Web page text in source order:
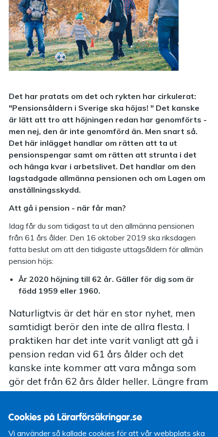
Cookies på Lärarförsäkringar.se
Vi använder så kallade cookies för att vår webbplats ska
Det har pratats om det och rykten har cirkulerat:
"Pensionsåldern i Sverige ska höjas! " Det kanske
är lätt att tro att höjningen redan har genomförts -
men nej, den är inte genomförd än. Men snart så.
Det här inlägget handlar om rätten att ta ut
pensionspengar samt om rätten att strunta i det
och hänga kvar i arbetslivet. Det handlar om den
lagstadgade allmänna pensionen och om Lagen om
anställningsskydd.
Att gå i pension - när får man?
Idag får du som tidigast ta ut den allmänna pensionen
från 61 års ålder. Den 16 oktober 2019 ska riksdagen
fatta beslut om att den tidigaste uttagsåldern för allmän
pension höjs:
År 2020 höjning till 62 år. Gäller för dig som är
född 1959 eller 1960.
Naturligtvis är det här en stor nyhet, men
samtidigt berör den inte de allra flesta. I
praktiken har det inte varit vanligt att gå i
pension redan vid 61 års ålder och det
kanske inte kommer att vara många som
gör det från 62 års ålder heller. Längre fram
kommer dock ytterligare åldershöjningar.
År 2023 höjning till 63 år. Gäller för årskullarna
1961 och 1962.